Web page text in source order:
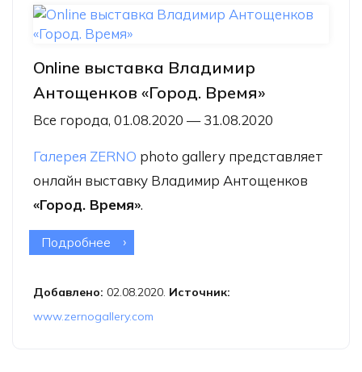
Online выставка Владимир
Антощенков «Город. Время»
Все города, 01.08.2020 — 31.08.2020
Галерея ZERNO photo gallery представляет
онлайн выставку Владимир Антощенков
«Город. Время».
Подробнее о Online выставка Владимир
Добавлено: 02.08.2020. Источник:
www.zernogallery.com